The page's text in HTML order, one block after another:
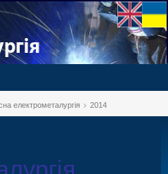
електрометалургія 2014